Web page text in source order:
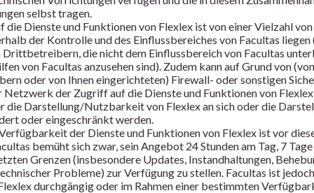
selbst tragen.
Dienste und Funktionen von Flexlex ist von einer Vielzahl
der Kontrolle und des Einflussbereiches von Facultas
Drittbetreibern, die nicht dem Einflussbereich von Facultas
von Facultas anzusehen sind). Zudem kann auf Grund von
oder von Ihnen eingerichteten) Firewall- oder sonstigen
Netzwerk der Zugriff auf die Dienste und Funktionen von
die Darstellung/Nutzbarkeit von Flexlex an sich oder die
oder eingeschränkt werden.
der Dienste und Funktionen von Flexlex ist vor
bemüht sich zwar, sein Angebot 24 Stunden am Tag, 7
Grenzen (insbesondere Updates, Instandhaltungen,
Probleme) zur Verfügung zu stellen. Facultas ist
durchgängig oder im Rahmen einer bestimmten